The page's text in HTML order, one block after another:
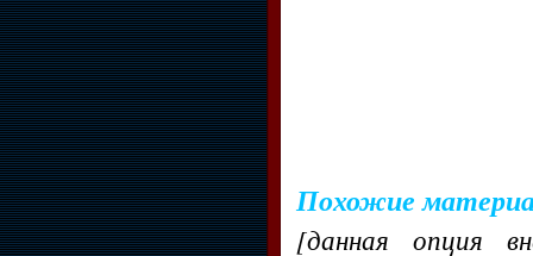
Похожие
[данная опция